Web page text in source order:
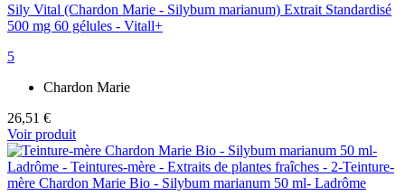
Sily Vital (Chardon Marie - Silybum marianum) Extrait Standardisé
500 mg 60 gélules - Vitall+
5
Chardon Marie
26,51 €
Voir produit